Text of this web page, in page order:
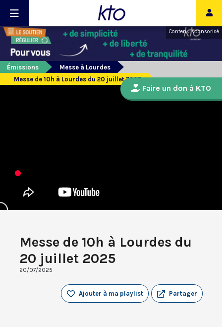
Contenu sponsorisé
Émissions
Messe à Lourdes
Messe de 10h à Lourdes du 20 juillet 2025
Messe de 10h à Lourdes du
20 juillet 2025
20/07/2025
Partager
Ajouter à ma playlist
Faire un don à KTO